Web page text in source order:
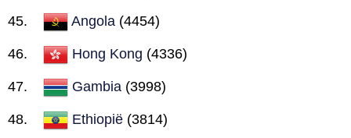
Angola (4454)
Hong Kong (4336)
Gambia (3998)
Ethiopië (3814)